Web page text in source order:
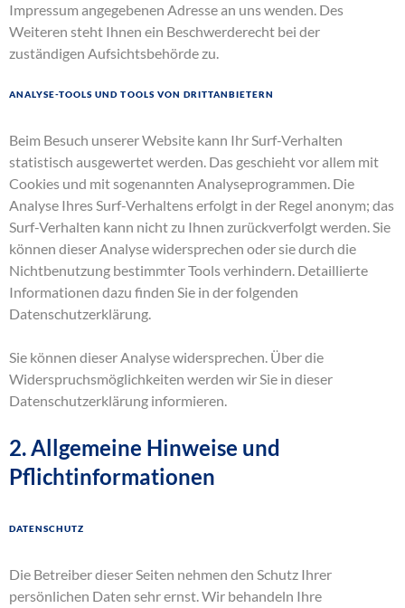
Impressum angegebenen Adresse an uns wenden. Des
Weiteren steht Ihnen ein Beschwerderecht bei der
zuständigen Aufsichtsbehörde zu.
Analyse-Tools und Tools von Drittanbietern
Beim Besuch unserer Website kann Ihr Surf-Verhalten
statistisch ausgewertet werden. Das geschieht vor allem mit
Cookies und mit sogenannten Analyseprogrammen. Die
Analyse Ihres Surf-Verhaltens erfolgt in der Regel anonym; das
Surf-Verhalten kann nicht zu Ihnen zurückverfolgt werden. Sie
können dieser Analyse widersprechen oder sie durch die
Nichtbenutzung bestimmter Tools verhindern. Detaillierte
Informationen dazu finden Sie in der folgenden
Datenschutzerklärung.
Sie können dieser Analyse widersprechen. Über die
Widerspruchsmöglichkeiten werden wir Sie in dieser
Datenschutzerklärung informieren.
2. Allgemeine Hinweise und
Pflichtinformationen
Datenschutz
Die Betreiber dieser Seiten nehmen den Schutz Ihrer
persönlichen Daten sehr ernst. Wir behandeln Ihre